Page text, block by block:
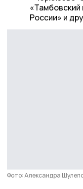
России» и
Фото: Александра